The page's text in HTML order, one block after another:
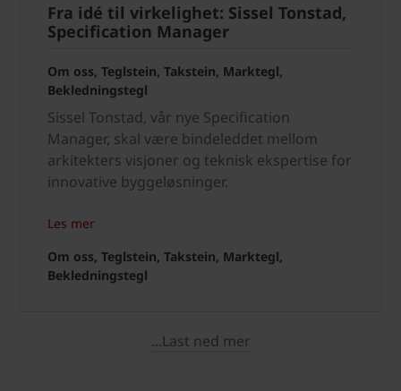
Fra idé til virkelighet: Sissel Tonstad,
Specification Manager
Om oss, Teglstein, Takstein, Marktegl,
Bekledningstegl
Sissel Tonstad, vår nye Specification
Manager, skal være bindeleddet mellom
arkitekters visjoner og teknisk ekspertise for
innovative byggeløsninger.
Les mer
Om oss, Teglstein, Takstein, Marktegl,
Bekledningstegl
...Last ned mer